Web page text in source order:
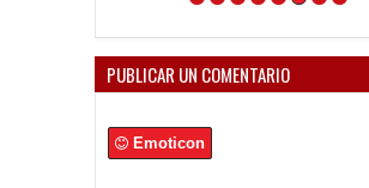
PUBLICAR UN COMENTARIO
Emoticon